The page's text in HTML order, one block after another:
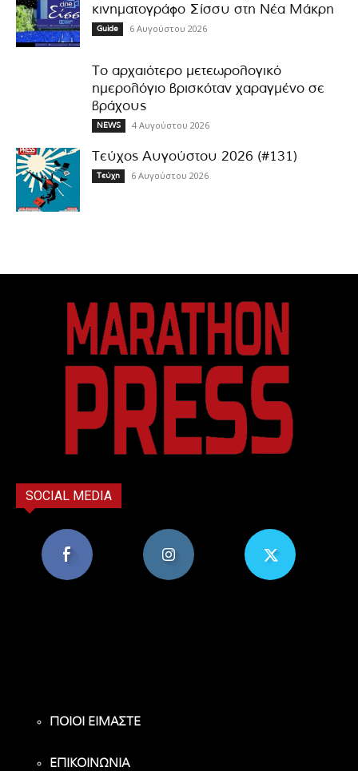
κινηματογράφο Σίσσυ στη Νέα Μάκρη
Guide 6 Αυγούστου 2026
Το αρχαιότερο μετεωρολογικό
ημερολόγιο βρισκόταν χαραγμένο σε
βράχους
NEWS 4 Αυγούστου 2026
Τεύχος Αυγούστου 2026 (#131)
Τεύχη 6 Αυγούστου 2026
SOCIAL MEDIA
ΠΟΙΟΙ ΕΙΜΑΣΤΕ
ΕΠΙΚΟΙΝΩΝΙΑ